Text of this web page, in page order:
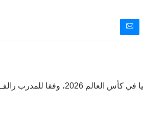
يخشى المنتخب النمساوي، أن يصبح أحدث المنتخبات الأوروبية التي تتعثر أمام منتخبات آسيا في كأس العالم 2026، وفقا للمدرب